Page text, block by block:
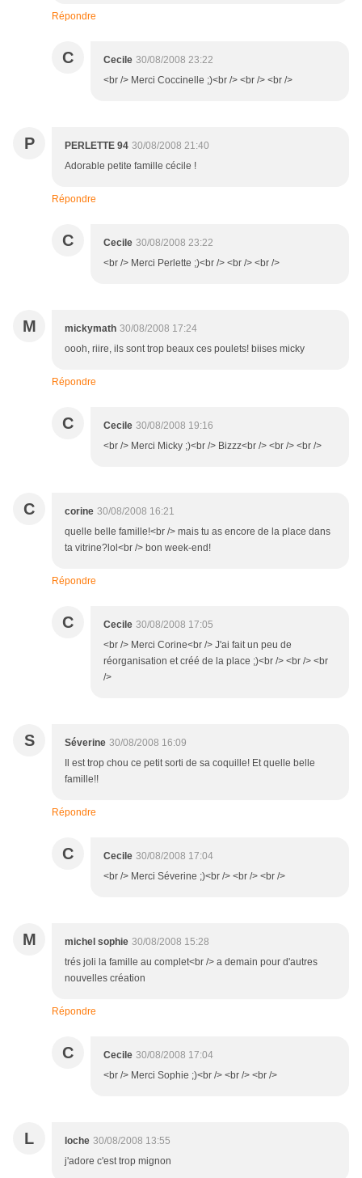
Répondre
C Cecile 30/08/2008 23:22
<br /> Merci Coccinelle ;)<br /> <br /> <br />
P PERLETTE 94 30/08/2008 21:40
Adorable petite famille cécile !
Répondre
C Cecile 30/08/2008 23:22
<br /> Merci Perlette ;)<br /> <br /> <br />
M mickymath 30/08/2008 17:24
oooh, riire, ils sont trop beaux ces poulets! biises micky
Répondre
C Cecile 30/08/2008 19:16
<br /> Merci Micky ;)<br /> Bizzz<br /> <br /> <br />
C corine 30/08/2008 16:21
quelle belle famille!<br /> mais tu as encore de la place dans
ta vitrine?lol<br /> bon week-end!
Répondre
C Cecile 30/08/2008 17:05
<br /> Merci Corine<br /> J'ai fait un peu de
réorganisation et créé de la place ;)<br /> <br /> <br
/>
S Séverine 30/08/2008 16:09
Il est trop chou ce petit sorti de sa coquille! Et quelle belle
famille!!
Répondre
C Cecile 30/08/2008 17:04
<br /> Merci Séverine ;)<br /> <br /> <br />
M michel sophie 30/08/2008 15:28
trés joli la famille au complet<br /> a demain pour d'autres
nouvelles création
Répondre
C Cecile 30/08/2008 17:04
<br /> Merci Sophie ;)<br /> <br /> <br />
L loche 30/08/2008 13:55
j'adore c'est trop mignon